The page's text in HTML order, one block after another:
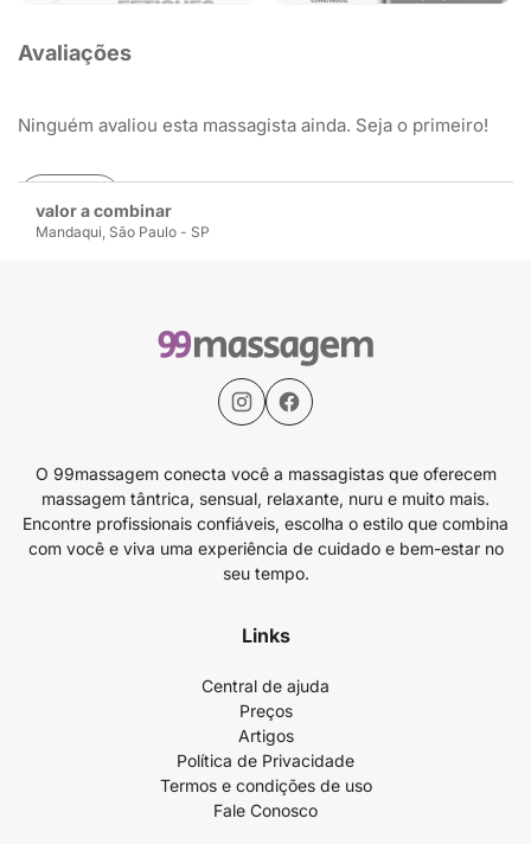
valor a combinar
Mandaqui, São Paulo - SP
Avaliações
Ninguém avaliou esta massagista ainda. Seja o primeiro!
Avaliar
O 99massagem conecta você a massagistas que oferecem
massagem tântrica, sensual, relaxante, nuru e muito mais.
Encontre profissionais confiáveis, escolha o estilo que combina
com você e viva uma experiência de cuidado e bem-estar no
seu tempo.
Links
Central de ajuda
Preços
Artigos
Política de Privacidade
Termos e condições de uso
Fale Conosco